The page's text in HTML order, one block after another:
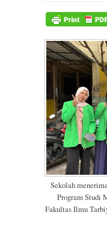
Sekolah
Program Studi
Fakultas Ilmu